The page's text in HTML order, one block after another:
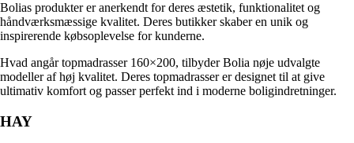
Bolias produkter er anerkendt for deres æstetik, funktionalitet og
håndværksmæssige kvalitet. Deres butikker skaber en unik og
inspirerende købsoplevelse for kunderne.
Hvad angår topmadrasser 160×200, tilbyder Bolia nøje udvalgte
modeller af høj kvalitet. Deres topmadrasser er designet til at give
ultimativ komfort og passer perfekt ind i moderne boligindretninger.
HAY